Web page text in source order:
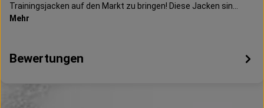
Trainingsjacken auf den Markt zu bringen! Diese Jacken sin…
Mehr
Bewertungen